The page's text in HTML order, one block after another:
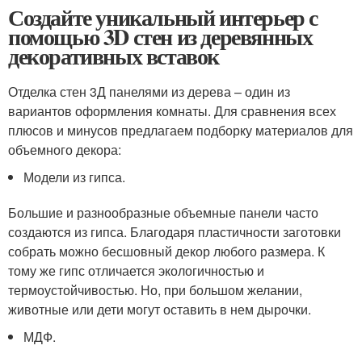
Создайте уникальный интерьер с
помощью 3D стен из деревянных
декоративных вставок
Отделка стен 3Д панелями из дерева – один из
вариантов оформления комнаты. Для сравнения всех
плюсов и минусов предлагаем подборку материалов для
объемного декора:
Модели из гипса.
Большие и разнообразные объемные панели часто
создаются из гипса. Благодаря пластичности заготовки
собрать можно бесшовный декор любого размера. К
тому же гипс отличается экологичностью и
термоустойчивостью. Но, при большом желании,
животные или дети могут оставить в нем дырочки.
МДФ.